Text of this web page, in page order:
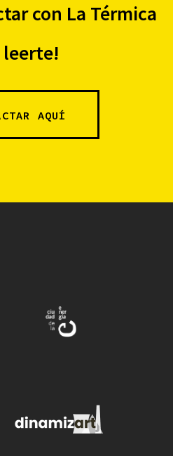
con La Térmica
leerte!
AQUÍ